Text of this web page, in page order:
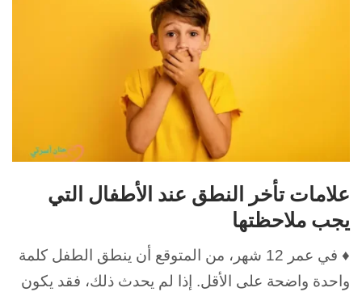
علامات تأخر النطق عند الأطفال التي
يجب ملاحظتها
♦ في عمر 12 شهر، من المتوقع أن ينطق الطفل كلمة
واحدة واضحة على الأقل. إذا لم يحدث ذلك، فقد يكون